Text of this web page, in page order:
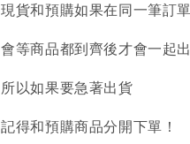
現貨和預購如果在同一筆訂單
會等商品都到齊後才會一起
所以如果要急著出貨
記得和預購商品分開下單！